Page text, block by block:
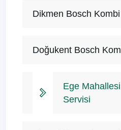
Dikmen Bosch
Doğukent Bosch
Ege
Servisi